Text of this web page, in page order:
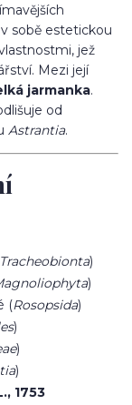
sobě estetickou
jež
Mezi její
jarmanka.
od
Astrantia.
Tracheobionta)
)
(Rosopsida)
)
)
)
1753